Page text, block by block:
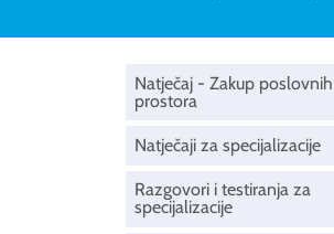
Natječaj - Zakup poslovnih
prostora
Natječaji za specijalizacije
Razgovori i testiranja za
specijalizacije